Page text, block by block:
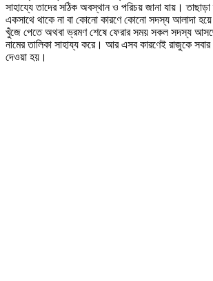
সাহায্যে তাদের সঠিক অবস্থান ও পরিচয় জানা যায়।
একসাথে থাকে না বা কোনো কারণে কোনো সদস্য আলাদা হয়ে
খুঁজে পেতে অথবা ভ্রমণ শেষে ফেরার সময় সকল সদস্য
নামের তালিকা সাহায্য করে। আর এসব কারণেই রাজুকে সবার
দেওয়া হয়।